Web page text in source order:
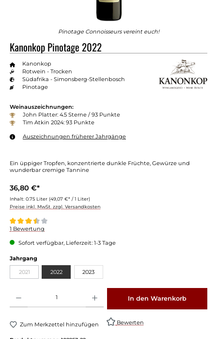
Pinotage Connoisseurs vereint euch!
Kanonkop Pinotage 2022
Kanonkop
Rotwein - Trocken
Südafrika - Simonsberg-Stellenbosch
Pinotage
Weinauszeichnungen:
John Platter: 4.5 Sterne / 93 Punkte
Tim Atkin 2024: 93 Punkte
Auszeichnungen früherer Jahrgänge
Ein üppiger Tropfen, konzentrierte dunkle Früchte, Gewürze und
wunderbar cremige Tannine
36,80 €*
Inhalt: 0.75 Liter (49,07 €* / 1 Liter)
Preise inkl. MwSt. zzgl. Versandkosten
Durchschnittliche Bewertung von 3.5 von 5 Sternen
1 Bewertung
Sofort verfügbar, Lieferzeit: 1-3 Tage
Jahrgang
2021(Diese Option ist zurzeit nicht verfügbar.)
2022 2023
In den Warenkorb
Zum Merkzettel hinzufügen Bewerten